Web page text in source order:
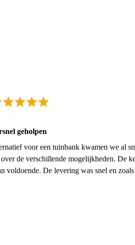
geholpen
voor een tuinbank kwamen we al
de verschillende mogelijkheden. De
voldoende. De levering was snel en